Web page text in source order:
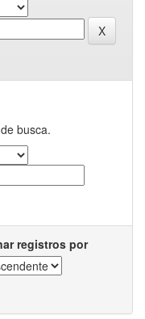
busca.
registros por